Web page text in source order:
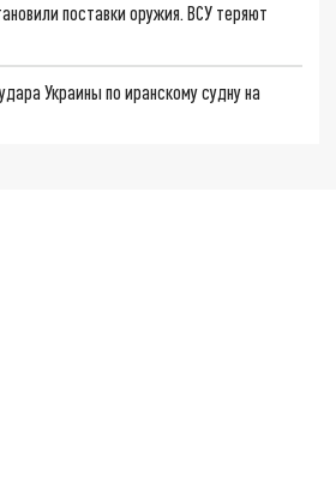
поставки оружия. ВСУ теряют
Украины по иранскому судну на